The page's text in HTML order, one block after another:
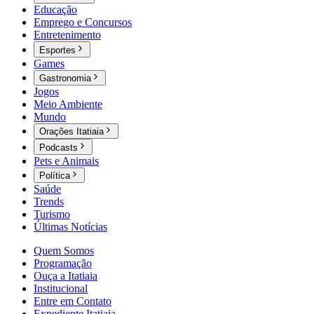
Educação
Emprego e Concursos
Entretenimento
Esportes
Games
Gastronomia
Jogos
Meio Ambiente
Mundo
Orações Itatiaia
Podcasts
Pets e Animais
Política
Saúde
Trends
Turismo
Últimas Notícias
Quem Somos
Programação
Ouça a Itatiaia
Institucional
Entre em Contato